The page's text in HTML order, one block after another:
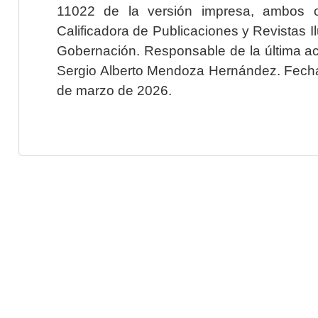
11022 de la versión impresa, ambos
Calificadora de Publicaciones y Revistas
Gobernación. Responsable de la última
Sergio Alberto Mendoza Hernández.
de marzo de 2026.